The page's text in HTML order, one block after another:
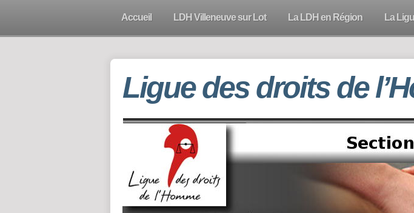
Accueil LDH Villeneuve sur Lot La LDH en Région La
Ligue des droits de